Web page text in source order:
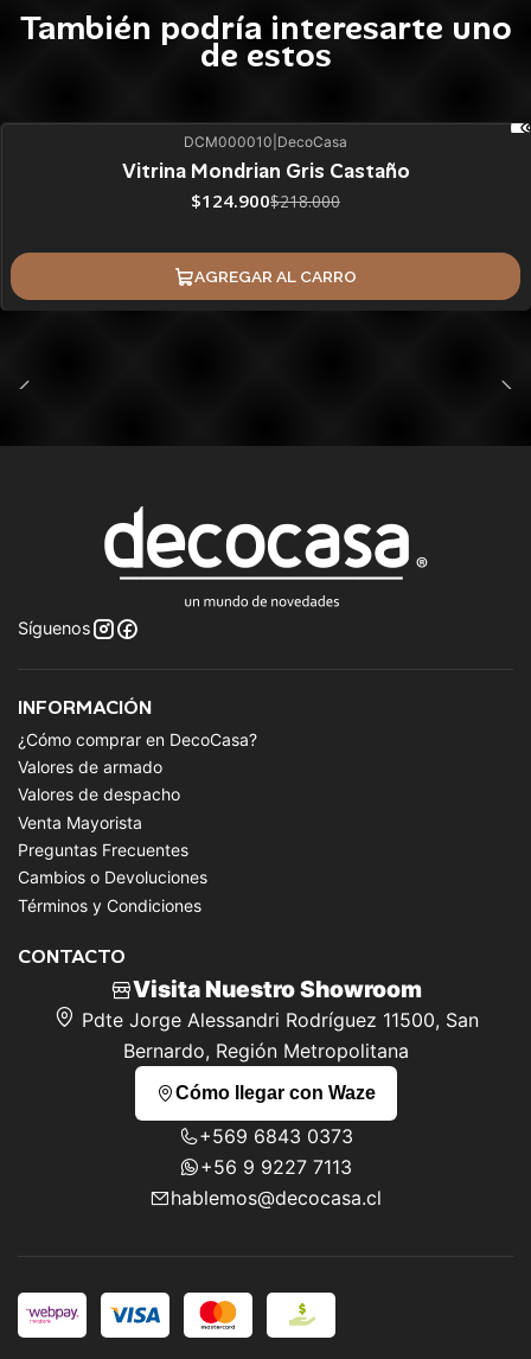
También podría interesarte uno
de estos
DCM000010 DecoCasa
Vitrina Mondrian Gris Castaño
$124.900$218.000
AGREGAR AL CARRO
Síguenos
INFORMACIÓN
¿Cómo comprar en DecoCasa?
Valores de armado
Valores de despacho
Venta Mayorista
Preguntas Frecuentes
Cambios o Devoluciones
Términos y Condiciones
CONTACTO
Visita Nuestro Showroom
Pdte Jorge Alessandri Rodríguez 11500, San
Bernardo, Región Metropolitana
Cómo llegar con Waze
+569 6843 0373
+56 9 9227 7113
hablemos@decocasa.cl